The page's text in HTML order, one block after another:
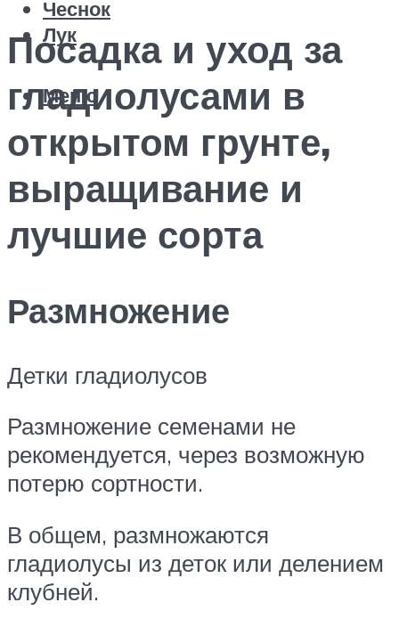
Чеснок
Лук
Меню
Посадка и уход за
гладиолусами в
открытом грунте,
выращивание и
лучшие сорта
Размножение
Детки гладиолусов
Размножение семенами не
рекомендуется, через возможную
потерю сортности.
В общем, размножаются
гладиолусы из деток или делением
клубней.